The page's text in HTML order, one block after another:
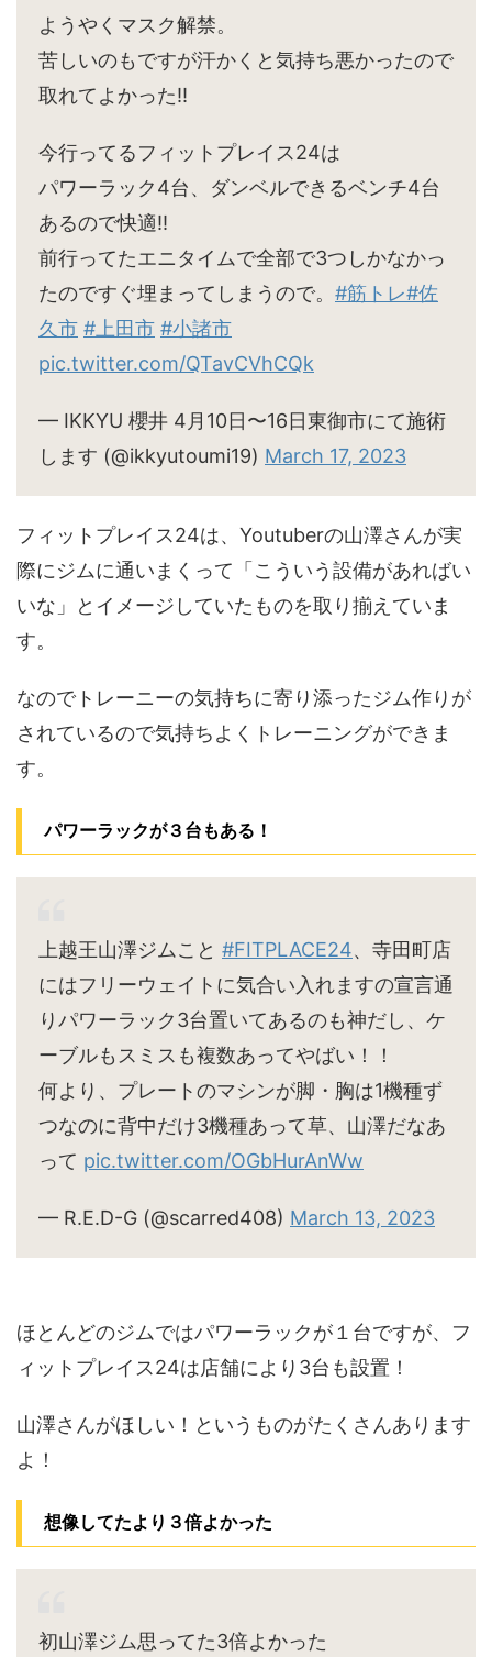
ようやくマスク解禁。
苦しいのもですが汗かくと気持ち悪かったので
取れてよかった‼︎
今行ってるフィットプレイス24は
パワーラック4台、ダンベルできるベンチ4台
あるので快適‼︎
前行ってたエニタイムで全部で3つしかなかっ
たのですぐ埋まってしまうので。 #筋トレ#佐
久市 #上田市 #小諸市
pic.twitter.com/QTavCVhCQk
— IKKYU 櫻井 4月10日〜16日東御市にて施術
します (@ikkyutoumi19) March 17, 2023
フィットプレイス24は、Youtuberの山澤さんが実
際にジムに通いまくって「こういう設備があればい
いな」とイメージしていたものを取り揃えていま
す。
なのでトレーニーの気持ちに寄り添ったジム作りが
されているので気持ちよくトレーニングができま
す。
パワーラックが３台もある！
上越王山澤ジムこと #FITPLACE24、寺田町店
にはフリーウェイトに気合い入れますの宣言通
りパワーラック3台置いてあるのも神だし、ケ
ーブルもスミスも複数あってやばい！！
何より、プレートのマシンが脚・胸は1機種ず
つなのに背中だけ3機種あって草、山澤だなあ
って pic.twitter.com/OGbHurAnWw
— R.E.D-G (@scarred408) March 13, 2023
ほとんどのジムではパワーラックが１台ですが、フ
ィットプレイス24は店舗により3台も設置！
山澤さんがほしい！というものがたくさんあります
よ！
想像してたより３倍よかった
初山澤ジム思ってた3倍よかった